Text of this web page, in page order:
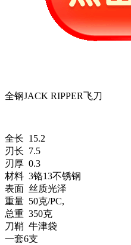
全钢JACK RIPPER飞刀
全长 15.2
刃长 7.5
刃厚 0.3
材料 3铬13不锈钢
表面 丝质光泽
重量 50克/PC,
总重 350克
刀鞘 牛津袋
一套6支